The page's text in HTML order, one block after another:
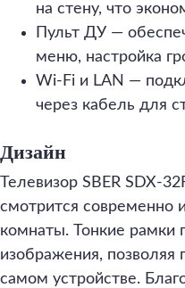
на стену, что
Пульт ДУ —
меню, настройка
Wi-Fi и LAN —
через кабель для
Дизайн
Телевизор SBER SDX-
смотрится современно
комнаты. Тонкие рамки
изображения, позволяя
самом устройстве.